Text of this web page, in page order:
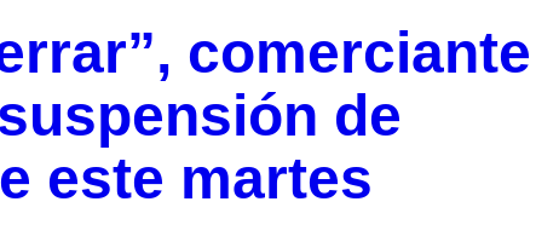
comerciante
de
este martes